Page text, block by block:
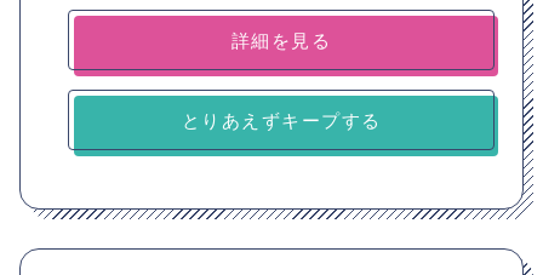
詳細を見る
とりあえずキープする